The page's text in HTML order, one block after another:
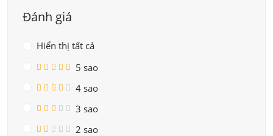
Đánh giá
Hiển thị tất cả
5 sao
4 sao
3 sao
2 sao